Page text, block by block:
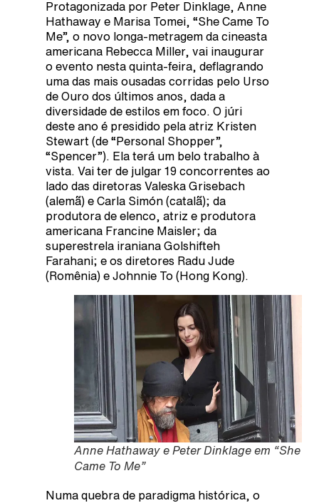
Protagonizada por Peter Dinklage, Anne
Hathaway e Marisa Tomei, “She Came To
Me”, o novo longa-metragem da cineasta
americana Rebecca Miller, vai inaugurar
o evento nesta quinta-feira, deflagrando
uma das mais ousadas corridas pelo Urso
de Ouro dos últimos anos, dada a
diversidade de estilos em foco. O júri
deste ano é presidido pela atriz Kristen
Stewart (de “Personal Shopper”,
“Spencer”). Ela terá um belo trabalho à
vista. Vai ter de julgar 19 concorrentes ao
lado das diretoras Valeska Grisebach
(alemã) e Carla Simón (catalã); da
produtora de elenco, atriz e produtora
americana Francine Maisler; da
superestrela iraniana Golshifteh
Farahani; e os diretores Radu Jude
(Romênia) e Johnnie To (Hong Kong).
Anne Hathaway e Peter Dinklage em “She
Came To Me”
Numa quebra de paradigma histórica, o